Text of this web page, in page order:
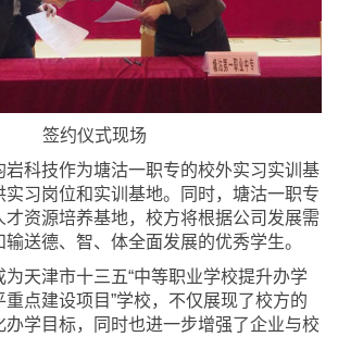
签约仪式现场
岩科技作为塘沽一职专的校外实习实训基
实习岗位和实训基地。同时，塘沽一职专
才资源培养基地，校方将根据公司发展需
送德、智、体全面发展的优秀学生。
天津市十三五“中等职业学校提升办学
点建设项目”学校，不仅展现了校方的
办学目标，同时也进一步增强了企业与校